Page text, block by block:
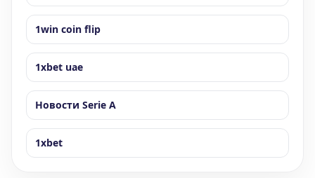
1win coin flip
1xbet uae
Новости Serie A
1xbet